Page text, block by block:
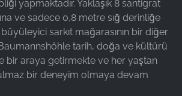
yapmaktadır. Yaklaşık 8 santigrat
ve sadece 0,8 metre sığ derinliğe
sarkıt mağarasının bir diğer
tarih, doğa ve kültürü
bir araya getirmekte ve her yaştan
bir deneyim olmaya devam